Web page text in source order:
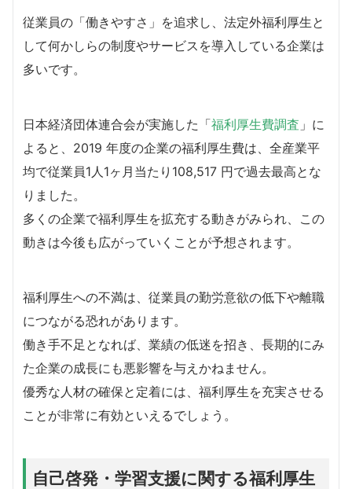
従業員の「働きやすさ」を追求し、法定外福利厚生と
して何かしらの制度やサービスを導入している企業は
多いです。
日本経済団体連合会が実施した「福利厚生費調査 」に
よると、2019 年度の企業の福利厚生費は、全産業平
均で従業員1人1ヶ月当たり108,517 円で過去最高とな
りました。
多くの企業で福利厚生を拡充する動きがみられ、この
動きは今後も広がっていくことが予想されます。
福利厚生への不満は、従業員の勤労意欲の低下や離職
につながる恐れがあります。
働き手不足となれば、業績の低迷を招き、長期的にみ
た企業の成長にも悪影響を与えかねません。
優秀な人材の確保と定着には、福利厚生を充実させる
ことが非常に有効といえるでしょう。
自己啓発・学習支援に関する福利厚生